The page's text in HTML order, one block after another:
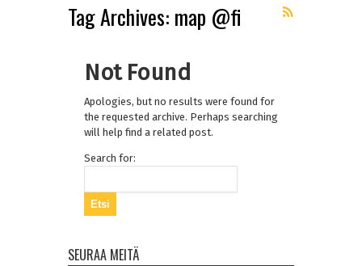
Tag Archives: map @fi
Not Found
Apologies, but no results were found for
the requested archive. Perhaps searching
will help find a related post.
Search for:
SEURAA MEITÄ